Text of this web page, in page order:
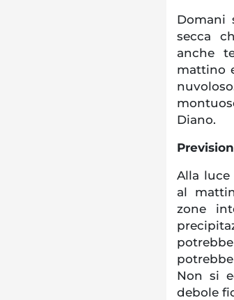
Domani
secca
anche
mattino
Diano.
Alla luce
al
zone
Non si
debole